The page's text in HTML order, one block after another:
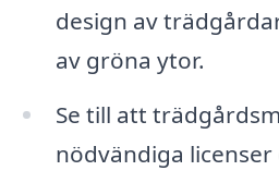
design av
av gröna ytor.
Se till att
nödvändiga